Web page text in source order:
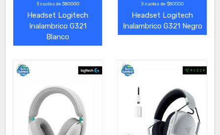
3 cuotas de $80000
Headset Logitech
Inalambrico G321
Blanco
3 cuotas de $80000
Headset Logitech
Inalambrico G321 Negro